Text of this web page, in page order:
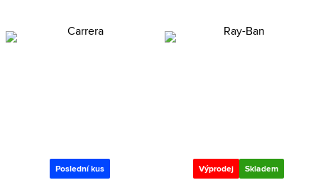
Poslední kus Výprodej Skladem